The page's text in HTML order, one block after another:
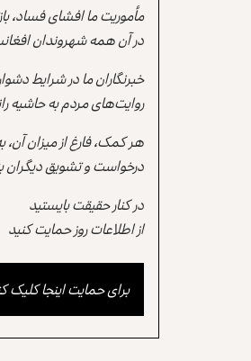
مأموریت ما افشای فساد،
در آن همه شهروندان
خبرنگاران ما در شرایط
روایت‌های مردم به حاشیه
هر کمک، فارغ از میزان
درخواست و تشویق دیگران
در کنار حقیقت بایستید
از اطلاعات روز حمایت کنید
برای حمایت اینجا کلیک